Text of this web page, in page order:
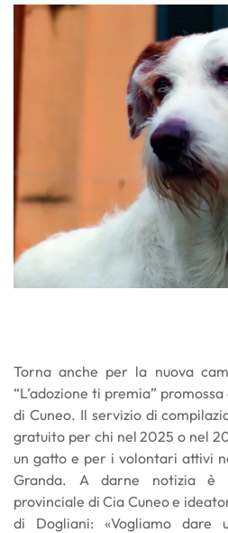
Torna anche per la nuova
“L’adozione ti premia”
di Cuneo. Il servizio di
gratuito per chi nel 2025 o nel
un gatto e per i volontari attivi
Granda. A darne notizia è
provinciale di Cia Cuneo e
di Dogliani: «Vogliamo dare